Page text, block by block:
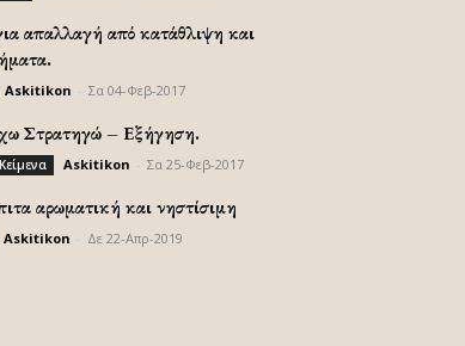
απαλλαγή από κατάθλιψη και
Askitikon Σα 04-Φεβ-2017
Στρατηγώ – Εξήγηση.
Askitikon Σα 25-Φεβ-2017
αρωματική και νηστίσιμη
Askitikon Δε 22-Απρ-2019